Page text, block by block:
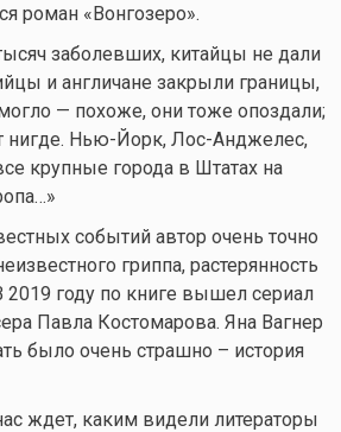
роман «Вонгозеро».
заболевших, китайцы не дали
и англичане закрыли границы,
— похоже, они тоже опоздали;
нигде. Нью-Йорк, Лос-Анджелес,
крупные города в Штатах на
событий автор очень точно
гриппа, растерянность
году по книге вышел сериал
Павла Костомарова. Яна Вагнер
было очень страшно – история
ждет, каким видели литераторы